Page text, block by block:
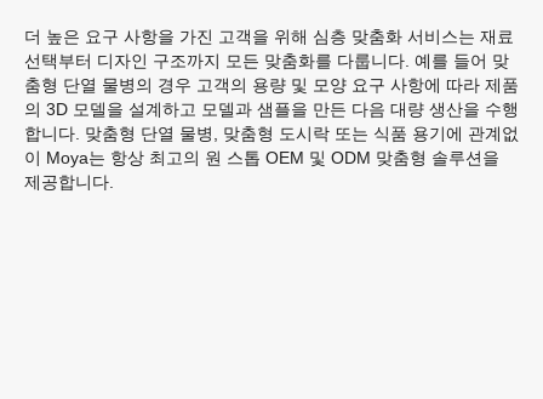
더 높은 요구 사항을 가진 고객을 위해 심층 맞춤화 서비스는 재료
선택부터 디자인 구조까지 모든 맞춤화를 다룹니다. 예를 들어 맞
춤형 단열 물병의 경우 고객의 용량 및 모양 요구 사항에 따라 제품
의 3D 모델을 설계하고 모델과 샘플을 만든 다음 대량 생산을 수행
합니다. 맞춤형 단열 물병, 맞춤형 도시락 또는 식품 용기에 관계없
이 Moya는 항상 최고의 원 스톱 OEM 및 ODM 맞춤형 솔루션을
제공합니다.